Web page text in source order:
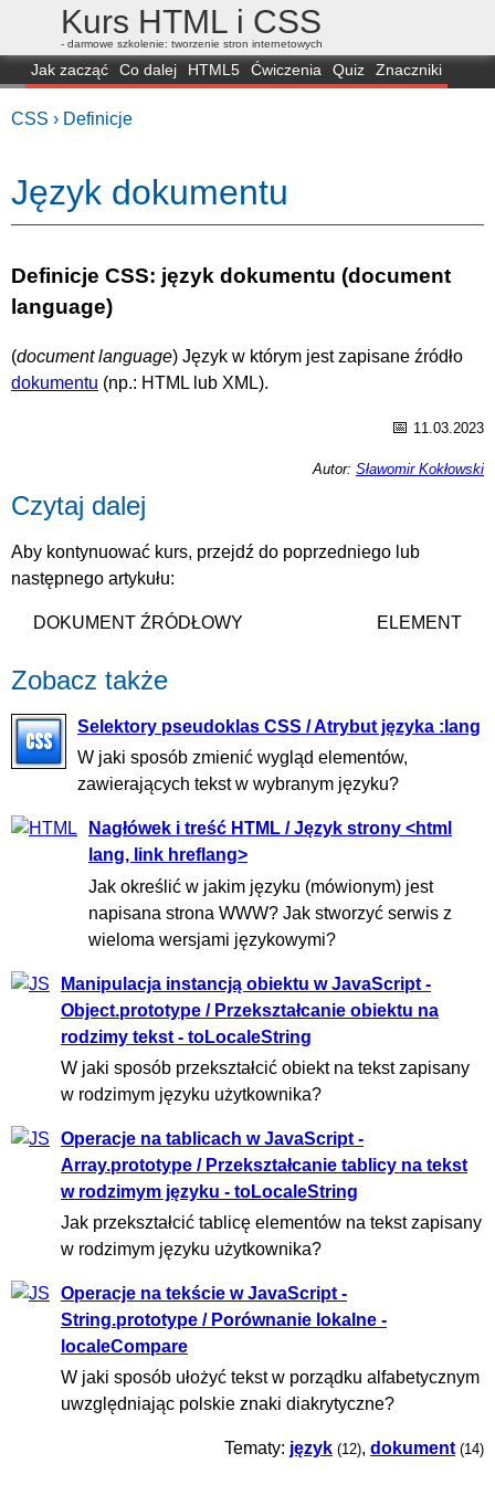
Kurs HTML i CSS
- darmowe szkolenie: tworzenie stron internetowych
Jak zacząć Co dalej HTML5 Ćwiczenia Quiz
Znaczniki
CSS › Definicje
Język dokumentu
Definicje CSS: język dokumentu (document
language)
(document language) Język w którym jest zapisane źródło
dokumentu (np.: HTML lub XML).
📅 11.03.2023
Autor: Sławomir Kokłowski
Czytaj dalej
Aby kontynuować kurs, przejdź do poprzedniego lub
następnego artykułu:
DOKUMENT ŹRÓDŁOWY ELEMENT
Zobacz także
Selektory pseudoklas CSS / Atrybut języka :lang
W jaki sposób zmienić wygląd elementów,
zawierających tekst w wybranym języku?
Nagłówek i treść HTML / Język strony <html
lang, link hreflang>
Jak określić w jakim języku (mówionym) jest
napisana strona WWW? Jak stworzyć serwis z
wieloma wersjami językowymi?
Manipulacja instancją obiektu w JavaScript -
Object.prototype / Przekształcanie obiektu na
rodzimy tekst - toLocaleString
W jaki sposób przekształcić obiekt na tekst zapisany
w rodzimym języku użytkownika?
Operacje na tablicach w JavaScript -
Array.prototype / Przekształcanie tablicy na tekst
w rodzimym języku - toLocaleString
Jak przekształcić tablicę elementów na tekst zapisany
w rodzimym języku użytkownika?
Operacje na tekście w JavaScript -
String.prototype / Porównanie lokalne -
localeCompare
W jaki sposób ułożyć tekst w porządku alfabetycznym
uwzględniając polskie znaki diakrytyczne?
Tematy: język (12), dokument (14)